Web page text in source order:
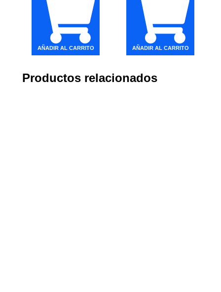
AÑADIR AL CARRITO AÑADIR AL CARRITO
Productos relacionados